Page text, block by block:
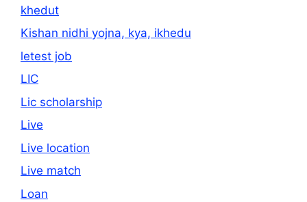
khedut
Kishan nidhi yojna, kya, ikhedu
letest job
LIC
Lic scholarship
Live
Live location
Live match
Loan